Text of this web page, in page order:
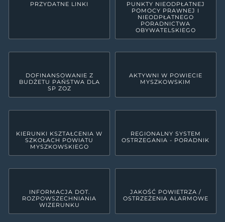
PRZYDATNE LINKI
PUNKTY NIEODPŁATNEJ
POMOCY PRAWNEJ I
NIEODPŁATNEGO
PORADNICTWA
OBYWATELSKIEGO
DOFINANSOWANIE Z
BUDŻETU PAŃSTWA DLA
SP ZOZ
AKTYWNI W POWIECIE
MYSZKOWSKIM
KIERUNKI KSZTAŁCENIA W
SZKOŁACH POWIATU
MYSZKOWSKIEGO
REGIONALNY SYSTEM
OSTRZEGANIA - PORADNIK
INFORMACJA DOT.
ROZPOWSZECHNIANIA
WIZERUNKU
JAKOŚĆ POWIETRZA /
OSTRZEŻENIA ALARMOWE